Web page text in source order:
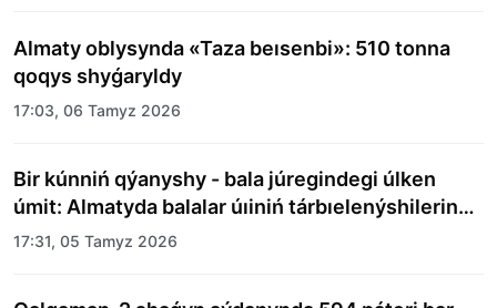
Almaty oblysynda «Taza beısenbi»: 510 tonna
qoqys shyǵaryldy
17:03, 06 Tamyz 2026
Bir kúnniń qýanyshy - bala júregindegi úlken
úmit: Almatyda balalar úıiniń tárbıelenýshilerine
merekelik kún uıymdastyryldy
17:31, 05 Tamyz 2026